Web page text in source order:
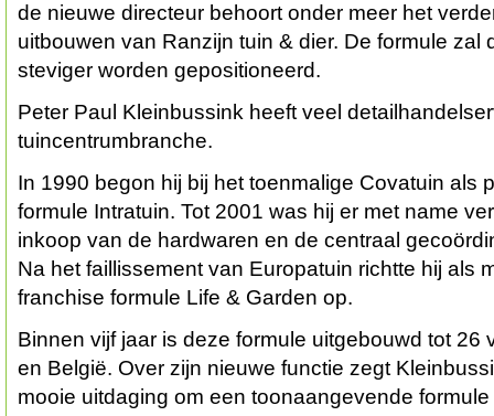
de nieuwe directeur behoort onder meer het
uitbouwen van Ranzijn tuin & dier. De formule zal
steviger worden gepositioneerd.
Peter Paul Kleinbussink heeft veel
tuincentrumbranche.
In 1990 begon hij bij het toenmalige Covatuin als
formule Intratuin. Tot 2001 was hij er met name
inkoop van de hardwaren en de centraal
Na het faillissement van Europatuin richtte hij als
franchise formule Life & Garden op.
Binnen vijf jaar is deze formule uitgebouwd tot 26
en België. Over zijn nieuwe functie zegt
mooie uitdaging om een toonaangevende